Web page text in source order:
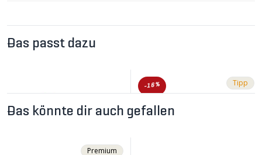
Das passt dazu
-16% Tipp
Das könnte dir auch gefallen
Premium